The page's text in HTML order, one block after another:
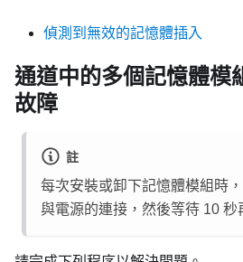
偵測到無效的記憶體插入
通道中的多個記憶體模
故障
註
每次安裝或卸下記憶體模組時
與電源的連接，然後等待 10 秒